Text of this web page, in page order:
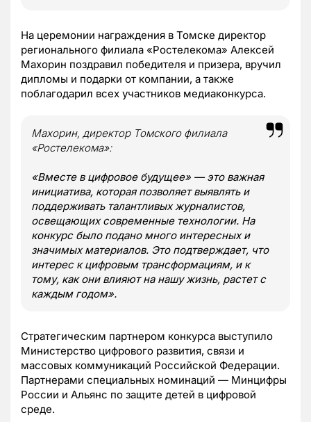
На церемонии награждения в Томске директор
регионального филиала «Ростелекома» Алексей
Махорин поздравил победителя и призера, вручил
дипломы и подарки от компании, а также
поблагодарил всех участников медиаконкурса.
Махорин, директор Томского филиала
«Ростелекома»:
«Вместе в цифровое будущее» — это важная
инициатива, которая позволяет выявлять и
поддерживать талантливых журналистов,
освещающих современные технологии. На
конкурс было подано много интересных и
значимых материалов. Это подтверждает, что
интерес к цифровым трансформациям, и к
тому, как они влияют на нашу жизнь, растет с
каждым годом».
Стратегическим партнером конкурса выступило
Министерство цифрового развития, связи и
массовых коммуникаций Российской Федерации.
Партнерами специальных номинаций — Минцифры
России и Альянс по защите детей в цифровой
среде.